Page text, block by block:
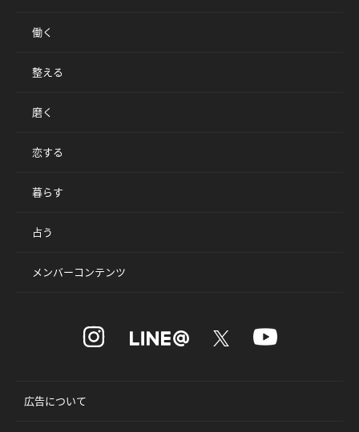
働く
整える
磨く
恋する
暮らす
占う
メンバーコンテンツ
広告について